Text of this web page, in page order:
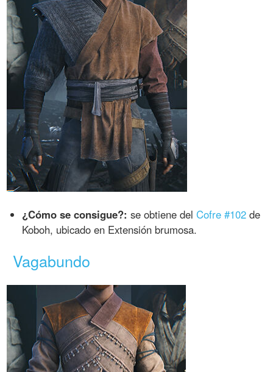
¿Cómo se consigue?: se obtiene delCofre #102 de
Koboh, ubicado en Extensión brumosa.
Vagabundo